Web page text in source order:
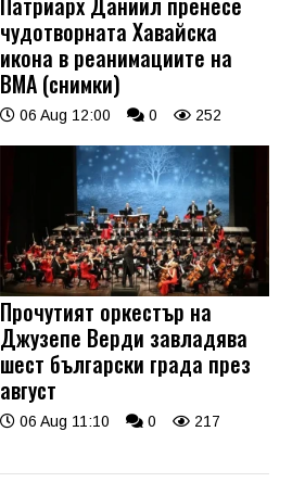
чудотворната Хавайска
икона в реанимациите на
ВМА (снимки)
06 Aug 12:00 0 252
Прочутият оркестър на
Джузепе Верди завладява
шест български града през
август
06 Aug 11:10 0 217